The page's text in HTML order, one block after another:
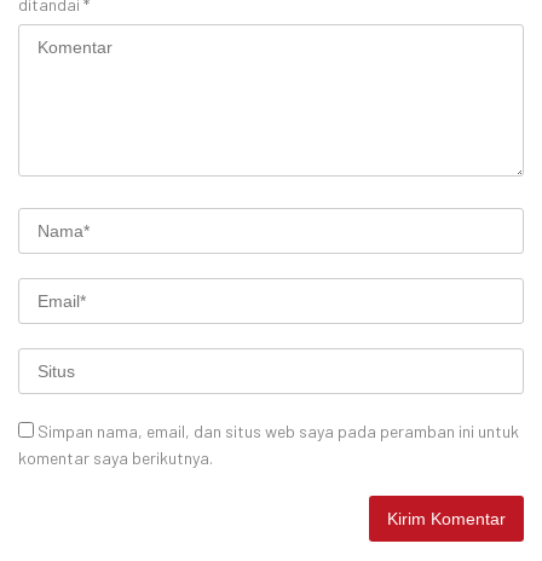
ditandai *
Simpan nama, email, dan situs web saya pada peramban ini untuk
komentar saya berikutnya.